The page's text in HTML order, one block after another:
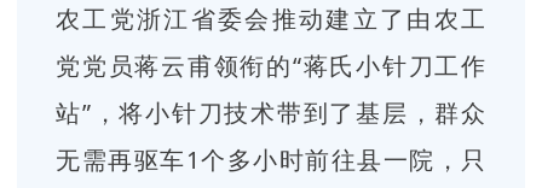
农工党浙江省委会推动建立了由农工
党党员蒋云甫领衔的“蒋氏小针刀工作
站”，将小针刀技术带到了基层，群众
无需再驱车1个多小时前往县一院，只